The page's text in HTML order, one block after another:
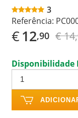
3
Referência:
€12,90 €
Disponibilidade